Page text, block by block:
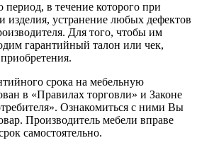
в течение которого при
изделия, устранение любых дефектов
Для того, чтобы им
гарантийный талон или чек,
срока на мебельную
в «Правилах торговли» и Законе
Ознакомиться с ними Вы
Производитель мебели вправе
самостоятельно.